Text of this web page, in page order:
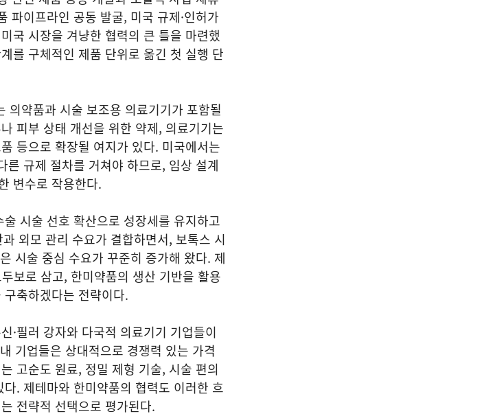
파이프라인 공동 발굴, 미국 규제·인허가
국 시장을 겨냥한 협력의 큰 틀을 마련했
를 구체적인 제품 단위로 옮긴 첫 실행 단
의약품과 시술 보조용 의료기기가 포함될
피부 상태 개선을 위한 약제, 의료기기는
등으로 확장될 여지가 있다. 미국에서는
규제 절차를 거쳐야 하므로, 임상 설계
변수로 작용한다.
시술 선호 확산으로 성장세를 유지하고
외모 관리 수요가 결합하면서, 보톡스 시
시술 중심 수요가 꾸준히 증가해 왔다. 제
보로 삼고, 한미약품의 생산 기반을 활용
축하겠다는 전략이다.
·필러 강자와 다국적 의료기기 기업들이
기업들은 상대적으로 경쟁력 있는 가격
고순도 원료, 정밀 제형 기술, 시술 편의
. 제테마와 한미약품의 협력도 이러한 흐
전략적 선택으로 평가된다.